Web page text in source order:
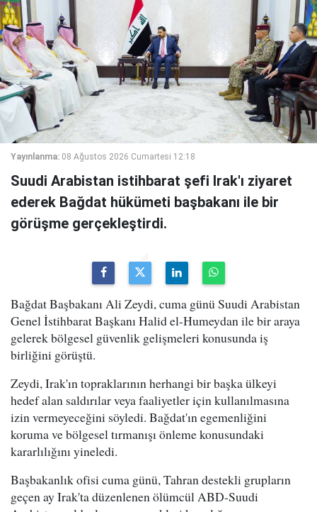
Yayınlanma: 08 Ağustos 2026 Cumartesi 12:18
Suudi Arabistan istihbarat şefi Irak'ı ziyaret
ederek Bağdat hükümeti başbakanı ile bir
görüşme gerçekleştirdi.
Bağdat Başbakanı Ali Zeydi, cuma günü Suudi Arabistan
Genel İstihbarat Başkanı Halid el-Humeydan ile bir araya
gelerek bölgesel güvenlik gelişmeleri konusunda iş
birliğini görüştü.
Zeydi, Irak'ın topraklarının herhangi bir başka ülkeyi
hedef alan saldırılar veya faaliyetler için kullanılmasına
izin vermeyeceğini söyledi. Bağdat'ın egemenliğini
koruma ve bölgesel tırmanışı önleme konusundaki
kararlılığını yineledi.
Başbakanlık ofisi cuma günü, Tahran destekli grupların
geçen ay Irak'ta düzenlenen ölümcül ABD-Suudi